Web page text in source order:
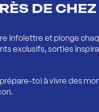
DE
infolettre et plonge
exclusifs, sorties
toi à vivre des